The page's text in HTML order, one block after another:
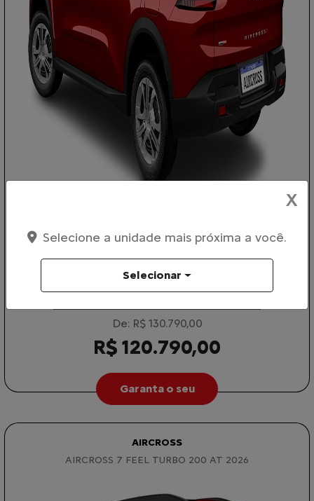
COM SEU USADO NA TROCA
De: R$ 130.790,00
R$ 120.790,00
Garanta o seu
AIRCROSS
AIRCROSS 7 FEEL TURBO 200 AT 2026
X
Selecione a unidade mais próxima a você.
Selecionar